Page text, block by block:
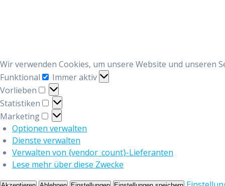
Wir verwenden Cookies, um unsere Website und unseren
Funktional
Funktional
Immer aktiv
Vorlieben
Vorlieben
Statistiken Statistiken
Marketing Marketing
Optionen verwalten
Dienste verwalten
Verwalten von {vendor_count}-Lieferanten
Lese mehr über diese Zwecke